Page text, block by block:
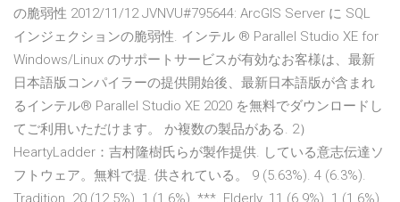
の脆弱性 2012/11/12 JVNVU#795644: ArcGIS Server に SQL
インジェクションの脆弱性. インテル ® Parallel Studio XE for
Windows/Linux のサポートサービスが有効なお客様は、最新
日本語版コンパイラーの提供開始後、最新日本語版が含まれ
るインテル® Parallel Studio XE 2020 を無料でダウンロードし
てご利用いただけます。 か複数の製品がある. 2）
HeartyLadder：吉村隆樹氏らが製作提供. している意志伝達ソ
フトウェア。無料で提. 供されている。 9 (5.63%). 4 (6.3%).